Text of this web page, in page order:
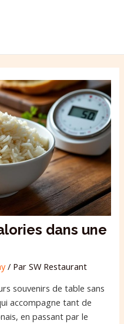
dans une
/ ParSW Restaurant
souvenirs de table sans
accompagne tant de
en passant par le